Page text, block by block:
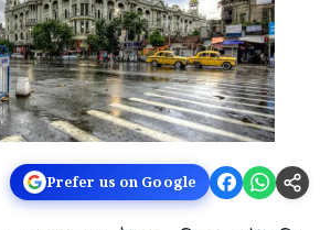
Prefer us on Google